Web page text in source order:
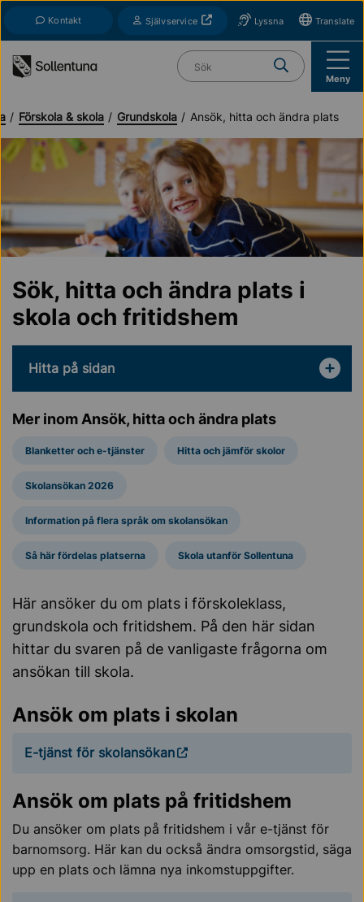
Kontakt SjälvserviceÖppnas i nytt fönsterLyssna Translate
Vad söker du?
Meny
Förskola & skola Grundskola Ansök, hitta och ändra plats
Sök, hitta och ändra plats i
skola och fritidshem
Hitta på sidan
Mer inom Ansök, hitta och ändra plats
Blanketter och e-tjänster Hitta och jämför skolor
Skolansökan 2026
Information på flera språk om skolansökan
Så här fördelas platserna Skola utanför Sollentuna
Här ansöker du om plats i förskoleklass,
grundskola och fritidshem. På den här sidan
hittar du svaren på de vanligaste frågorna om
ansökan till skola.
Ansök om plats i skolan
E-tjänst för skolansökan
Ansök om plats på fritidshem
Du ansöker om plats på fritidshem i vår e-tjänst för
barnomsorg. Här kan du också ändra omsorgstid, säga
upp en plats och lämna nya inkomstuppgifter.